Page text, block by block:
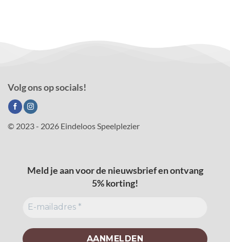
Volg ons op socials!
© 2023 - 2026 Eindeloos Speelplezier
Meld je aan voor de nieuwsbrief en ontvang
5% korting!